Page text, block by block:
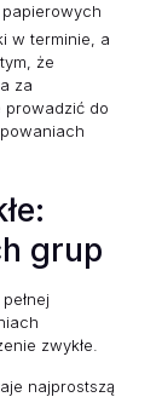
w terminie, a
że
za
prowadzić do
grup
zwykłe.
najprostszą